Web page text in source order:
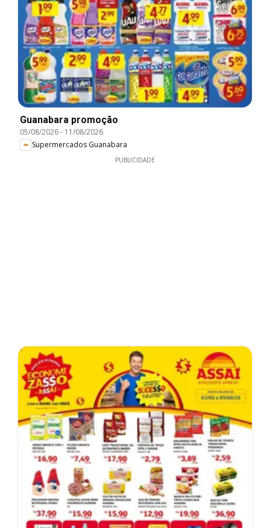
Guanabara promoção
05/08/2026- 11/08/2026
Supermercados Guanabara
PUBLICIDADE